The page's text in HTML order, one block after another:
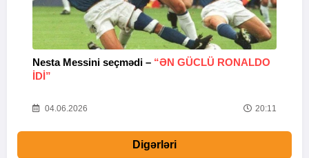
Nesta Messini seçmədi – “ƏN GÜCLÜ RONALDO
IDI”
04.06.2026 20:11
Digərləri